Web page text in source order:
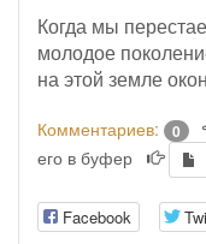
Когда мы
молодое
на этой земле
Комментариев: 0
его в буфер
Facebook